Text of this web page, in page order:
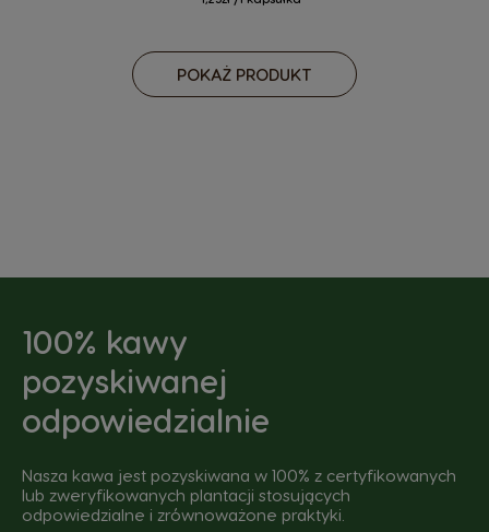
POKAŻ PRODUKT
100% kawy
pozyskiwanej
odpowiedzialnie
Nasza kawa jest pozyskiwana w 100% z certyfikowanych
lub zweryfikowanych plantacji stosujących
odpowiedzialne i zrównoważone praktyki.